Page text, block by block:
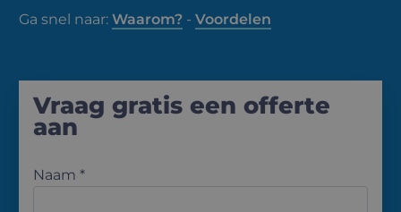
Ga snel naar: Waarom? - Voordelen
Vraag gratis een offerte
aan
Naam *